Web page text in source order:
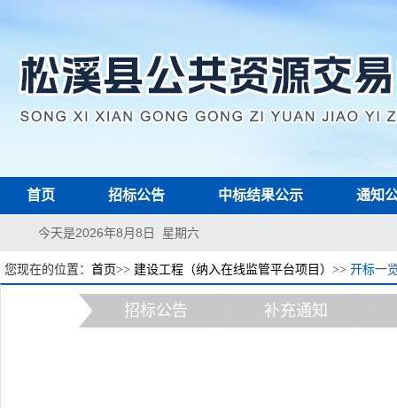
首页 招标公告 中标结果公示 通知
今天是2026年8月8日 星期六
您现在的位置： 首页>> 建设工程（纳入在线监管平台项目） >> 开标一
招标公告 补充通知